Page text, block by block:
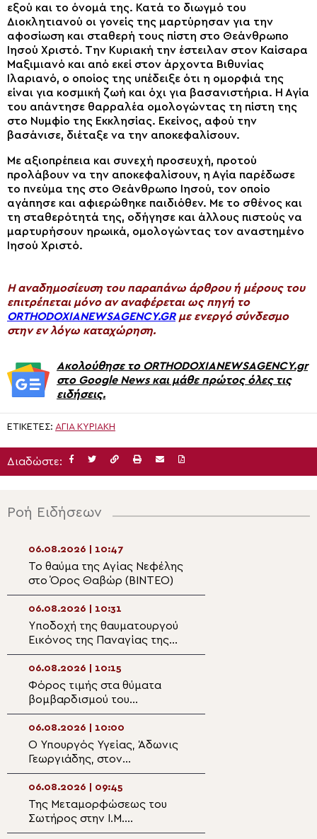
εξού και το όνομά της. Κατά το διωγμό του
Διοκλητιανού οι γονείς της μαρτύρησαν για την
αφοσίωση και σταθερή τους πίστη στο Θεάνθρωπο
Ιησού Χριστό. Την Κυριακή την έστειλαν στον Καίσαρα
Μαξιμιανό και από εκεί στον άρχοντα Βιθυνίας
Ιλαριανό, ο οποίος της υπέδειξε ότι η ομορφιά της
είναι για κοσμική ζωή και όχι για βασανιστήρια. Η Αγία
του απάντησε θαρραλέα ομολογώντας τη πίστη της
στο Νυμφίο της Εκκλησίας. Εκείνος, αφού την
βασάνισε, διέταξε να την αποκεφαλίσουν.
Με αξιοπρέπεια και συνεχή προσευχή, προτού
προλάβουν να την αποκεφαλίσουν, η Αγία παρέδωσε
το πνεύμα της στο Θεάνθρωπο Ιησού, τον οποίο
αγάπησε και αφιερώθηκε παιδιόθεν. Με το σθένος και
τη σταθερότητά της, οδήγησε και άλλους πιστούς να
μαρτυρήσουν ηρωικά, ομολογώντας τον αναστημένο
Ιησού Χριστό.
H αναδημοσίευση του παραπάνω άρθρου ή μέρους του
επιτρέπεται μόνο αν αναφέρεται ως πηγή το
ORTHODOXIANEWSAGENCY.GRμε ενεργό σύνδεσμο
στην εν λόγω καταχώρηση.
Ακολούθησε το ORTHODOXIANEWSAGENCY.gr
στο Google News και μάθε πρώτος όλες τις
ειδήσεις.
ΕΤΙΚΈΤΕΣ: ΑΓΊΑ ΚΥΡΙΑΚΉ
Διαδώστε:
Ροή Ειδήσεων
06.08.2026 | 10:47
Το θαύμα της Αγίας Νεφέλης
στο Όρος Θαβώρ (ΒΙΝΤΕΟ)
06.08.2026 | 10:31
Yποδοχή της θαυματουργού
Εικόνος της Παναγίας της
Ροβέλιστας στην
πανηγυρίζουσα ενορία
Συκεών Άρτης
06.08.2026 | 10:15
Φόρος τιμής στα θύματα
βομβαρδισμού του
Νοσοκομείου Αθαλάσσας
κατά την τουρκική εισβολή
06.08.2026 | 10:00
Ο Υπουργός Υγείας, Άδωνις
Γεωργιάδης, στον
Μητροπολίτη Φθιώτιδος
Συμεών
06.08.2026 | 09:45
Της Μεταμορφώσεως του
Σωτήρος στην Ι.Μ.
Ασωμάτων Πετράκη